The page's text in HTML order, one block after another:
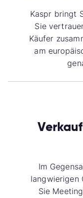
Kaspr bringt
Sie
Käufer
am
Im
langwierigen
Sie